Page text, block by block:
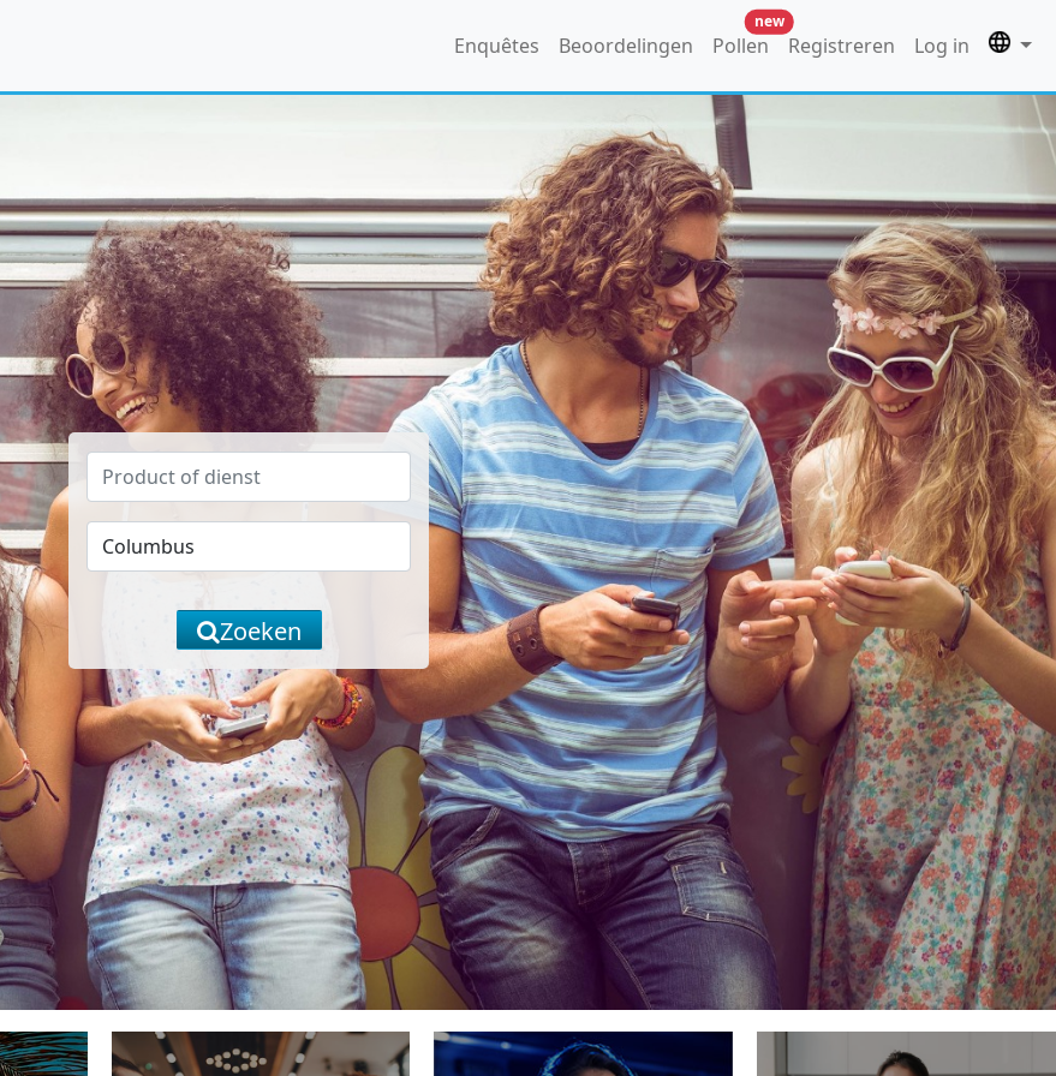
Enquêtes Beoordelingen Pollen
new
Registreren Log in
Zoeken